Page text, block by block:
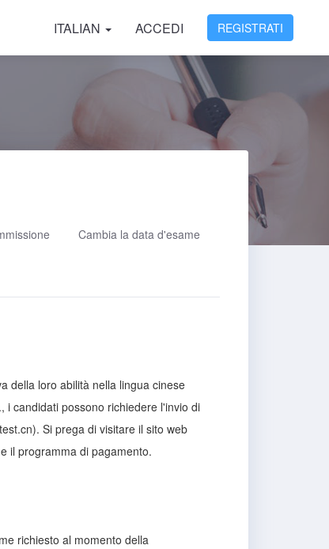
ITALIAN ACCEDI REGISTRATI
Cambia la data d'esame
della loro abilità nella lingua cinese
i candidati possono richiedere l'invio di
Si prega di visitare il sito web
il programma di pagamento.
richiesto al momento della